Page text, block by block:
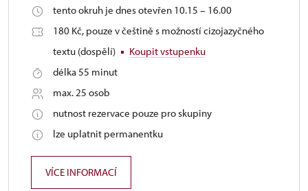
tento okruh je dnes otevřen 10.15 – 16.00
180 Kč, pouze v češtině s možností cizojazyčného
textu (dospělí)
Koupit vstupenku
délka 55 minut
max. 25 osob
nutnost rezervace pouze pro skupiny
lze uplatnit permanentku
VÍCE INFORMACÍ